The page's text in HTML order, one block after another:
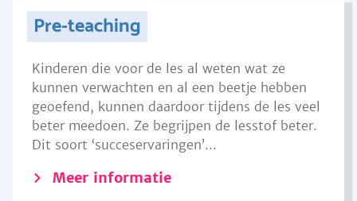
Pre-teaching
Kinderen die voor de les al weten wat ze
kunnen verwachten en al een beetje hebben
geoefend, kunnen daardoor tijdens de les veel
beter meedoen. Ze begrijpen de lesstof beter.
Dit soort ‘succeservaringen’...
Meer informatie